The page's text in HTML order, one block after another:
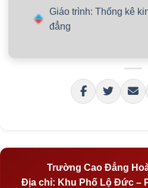
Giáo trình: Thống kê
đẳng
Trường Cao Đẳng
Địa chỉ: Khu Phố Lộ Đức –